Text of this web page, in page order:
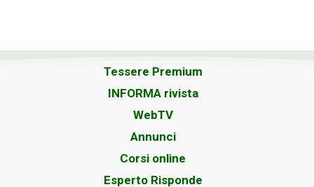
Tessere Premium
INFORMA rivista
WebTV
Annunci
Corsi online
Esperto Risponde